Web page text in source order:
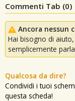
Commenti Tab (0)
Ancora nessun
Hai bisogno di
semplicemente
Qualcosa da dire?
Condividi i tuoi
questa scheda!